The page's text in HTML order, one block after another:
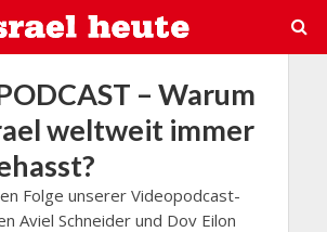
– Warum
weltweit immer
Folge unserer Videopodcast-
Aviel Schneider und Dov Eilon